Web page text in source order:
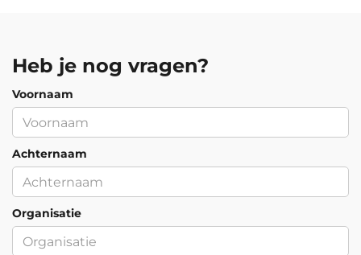
Heb je nog vragen?
Voornaam
Achternaam
Organisatie